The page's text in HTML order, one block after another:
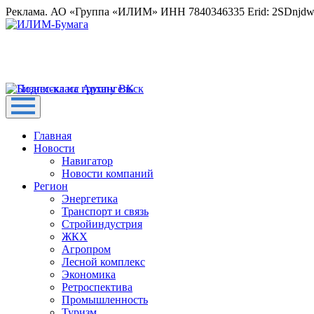
Реклама. АО «Группа «ИЛИМ» ИНН 7840346335 Erid:
Главная
Новости
Навигатор
Новости компаний
Регион
Энергетика
Транспорт и связь
Стройиндустрия
ЖКХ
Агропром
Лесной комплекс
Экономика
Ретроспектива
Промышленность